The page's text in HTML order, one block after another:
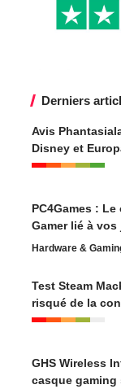
Derniers
Avis
Disney et
PC4Games :
Gamer lié à vos
Hardware &
Test Steam
risqué de la
GHS Wireless
casque gaming